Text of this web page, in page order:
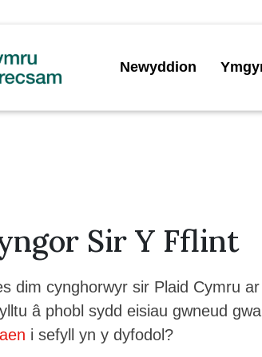
Newyddion
Sir Y Fflint
dim cynghorwyr sir Plaid Cymru
â phobl sydd eisiau gwneud
i sefyll yn y dyfodol?